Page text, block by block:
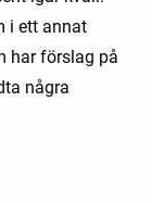
i ett annat
har förslag på
några